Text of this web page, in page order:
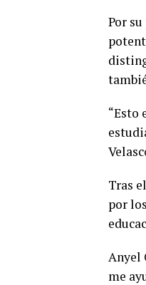
Por
“Esto
Tras
por
Anyel
me